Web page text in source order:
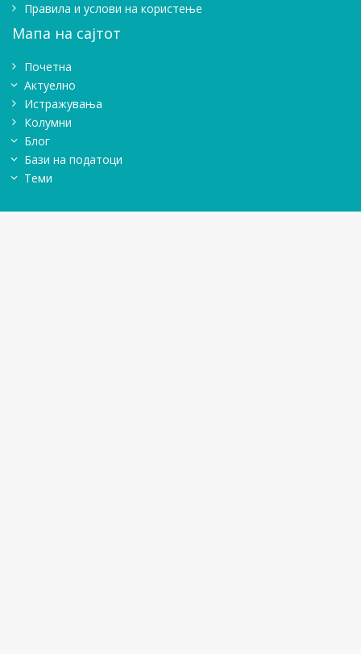
Правила и услови на користење
Мапа на сајтот
Почетна
Актуелно
Истражувањa
Колумни
Блог
Бази на податоци
Теми